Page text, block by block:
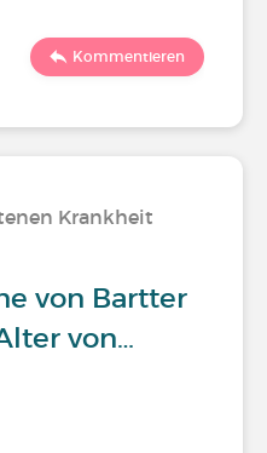
Kommentieren
Krankheit
von Bartter
von…